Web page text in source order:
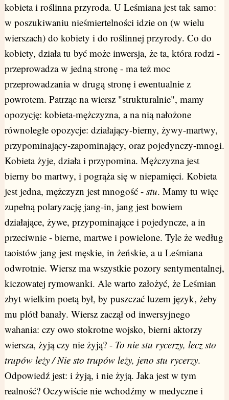
kobieta i roślinna przyroda. U Leśmiana jest tak samo:
w poszukiwaniu nieśmiertelności idzie on (w wielu
wierszach) do kobiety i do roślinnej przyrody. Co do
kobiety, działa tu być może inwersja, że ta, która rodzi -
przeprowadza w jedną stronę - ma też moc
przeprowadzania w drugą stronę i ewentualnie z
powrotem. Patrząc na wiersz "strukturalnie", mamy
opozycję: kobieta-mężczyzna, a na nią nałożone
równoległe opozycje: działający-bierny, żywy-martwy,
przypominający-zapominający, oraz pojedynczy-mnogi.
Kobieta żyje, działa i przypomina. Mężczyzna jest
bierny bo martwy, i pogrąża się w niepamięci. Kobieta
jest jedna, mężczyzn jest mnogość - stu. Mamy tu więc
zupełną polaryzację jang-in, jang jest bowiem
działające, żywe, przypominające i pojedyncze, a in
przeciwnie - bierne, martwe i powielone. Tyle że według
taoistów jang jest męskie, in żeńskie, a u Leśmiana
odwrotnie. Wiersz ma wszystkie pozory sentymentalnej,
kiczowatej rymowanki. Ale warto założyć, że Leśmian
zbyt wielkim poetą był, by puszczać luzem język, żeby
mu plótł banały. Wiersz zaczął od inwersyjnego
wahania: czy owo stokrotne wojsko, bierni aktorzy
wiersza, żyją czy nie żyją? - To nie stu rycerzy, lecz sto
trupów leży / Nie sto trupów leży, jeno stu rycerzy.
Odpowiedź jest: i żyją, i nie żyją. Jaka jest w tym
realność? Oczywiście nie wchodźmy w medyczne i